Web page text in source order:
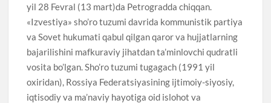
yil 28 Fevral (13 mart)da Petrogradda chiqqan.
«Izvestiya» sho’ro tuzumi davrida kommunistik partiya
va Sovet hukumati qabul qilgan qaror va hujjatlarning
bajarilishini mafkuraviy jihatdan ta’minlovchi qudratli
vosita bo’lgan. Sho’ro tuzumi tugagach (1991 yil
oxiridan), Rossiya Federatsiyasining ijtimoiy-siyosiy,
iqtisodiy va ma’naviy hayotiga oid islohot va